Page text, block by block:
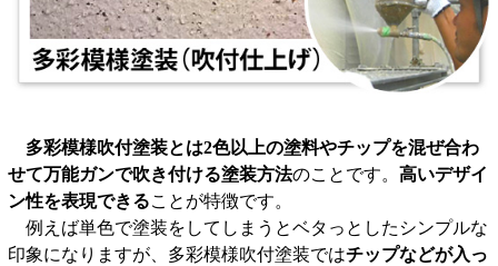
多彩模様吹付塗装とは2色以上の塗料やチップを混ぜ合わ
せて万能ガンで吹き付ける塗装方法のことです。 高いデザイ
ン性を表現できることが特徴です。
例えば単色で塗装をしてしまうとベタっとしたシンプルな
印象になりますが、多彩模様吹付塗装ではチップなどが入っ